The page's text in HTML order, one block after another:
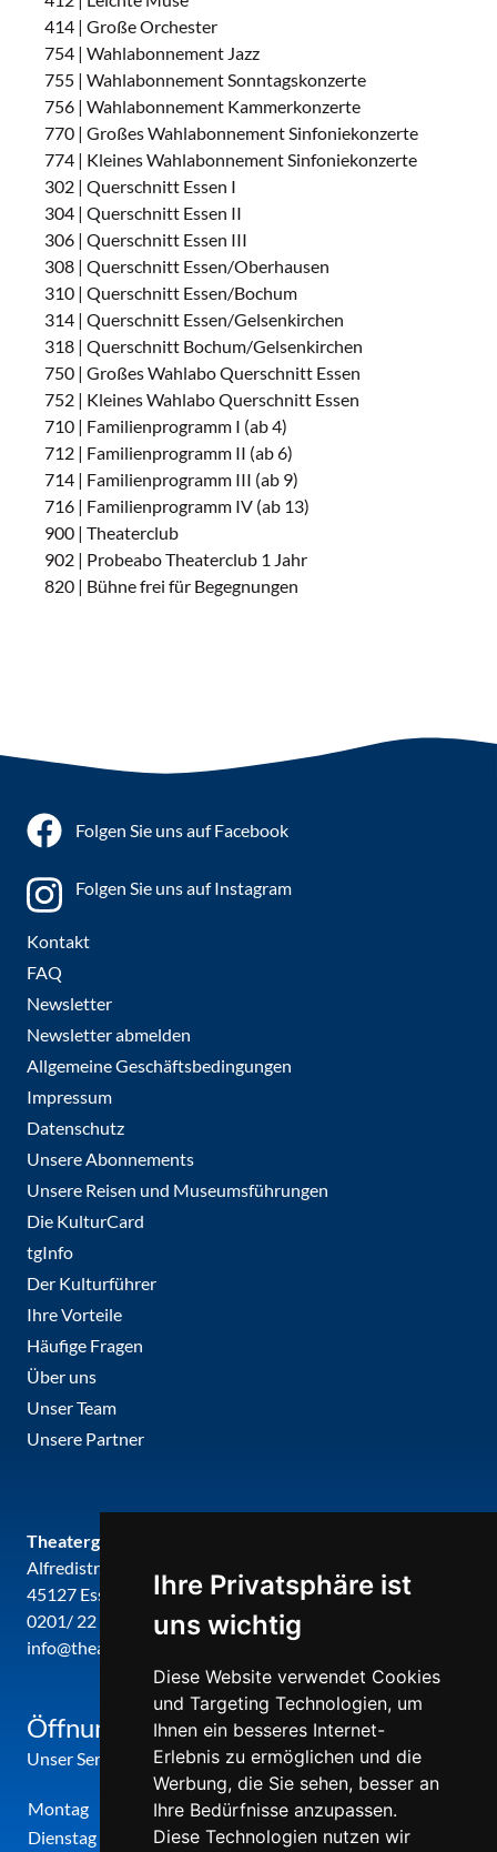
Ihre Privatsphäre ist
uns wichtig
Diese Website verwendet Cookies
und Targeting Technologien, um
Ihnen ein besseres Internet-
Erlebnis zu ermöglichen und die
Werbung, die Sie sehen, besser an
Ihre Bedürfnisse anzupassen.
Diese Technologien nutzen wir
414 | Große Orchester
754 | Wahlabonnement Jazz
755 | Wahlabonnement Sonntagskonzerte
756 | Wahlabonnement Kammerkonzerte
770 | Großes Wahlabonnement Sinfoniekonzerte
774 | Kleines Wahlabonnement Sinfoniekonzerte
302 | Querschnitt Essen I
304 | Querschnitt Essen II
306 | Querschnitt Essen III
308 | Querschnitt Essen/Oberhausen
310 | Querschnitt Essen/Bochum
314 | Querschnitt Essen/Gelsenkirchen
318 | Querschnitt Bochum/Gelsenkirchen
750 | Großes Wahlabo Querschnitt Essen
752 | Kleines Wahlabo Querschnitt Essen
710 | Familienprogramm I (ab 4)
712 | Familienprogramm II (ab 6)
714 | Familienprogramm III (ab 9)
716 | Familienprogramm IV (ab 13)
900 | Theaterclub
902 | Probeabo Theaterclub 1 Jahr
820 | Bühne frei für Begegnungen
Folgen Sie uns auf Facebook
Folgen Sie uns auf Instagram
Kontakt
FAQ
Newsletter
Newsletter abmelden
Allgemeine Geschäftsbedingungen
Impressum
Datenschutz
Unsere Abonnements
Unsere Reisen und Museumsführungen
Die KulturCard
tgInfo
Der Kulturführer
Ihre Vorteile
Häufige Fragen
Über uns
Unser Team
Unsere Partner
Theatergemeinde metropole ruhr
Alfredistr. 32
45127 Essen
0201/ 22 22 29
info@theatergemeinde-metropole-ruhr.de
Öffnungszeiten
Unser Service-Center ist zu folgenden Zeiten geöffnet
Montag
12:00 Uhr - 17:00 Uhr
Dienstag
09:00 Uhr - 12:00 Uhr